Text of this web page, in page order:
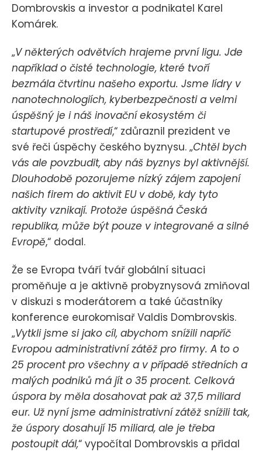
Dombrovskis a investor a podnikatel Karel
Komárek.
„V některých odvětvích hrajeme první ligu. Jde
například o čisté technologie, které tvoří
bezmála čtvrtinu našeho exportu. Jsme lídry v
nanotechnologiích, kyberbezpečnosti a velmi
úspěšný je i náš inovační ekosystém či
startupové prostředí,“ zdůraznil prezident ve
své řeči úspěchy českého byznysu. „Chtěl bych
vás ale povzbudit, aby náš byznys byl aktivnější.
Dlouhodobě pozorujeme nízký zájem zapojení
našich firem do aktivit EU v době, kdy tyto
aktivity vznikají. Protože úspěšná Česká
republika, může být pouze v integrované a silné
Evropě,“ dodal.
Že se Evropa tváří tvář globální situaci
proměňuje a je aktivně probyznysová zmiňoval
v diskuzi s moderátorem a také účastníky
konference eurokomisař Valdis Dombrovskis.
„Vytkli jsme si jako cíl, abychom snížili napříč
Evropou administrativní zátěž pro firmy. A to o
25 procent pro všechny a v případě středních a
malých podniků má jít o 35 procent. Celková
úspora by měla dosahovat pak až 37,5 miliard
eur. Už nyní jsme administrativní zátěž snížili tak,
že úspory dosahují 15 miliard, ale je třeba
postoupit dál,“ vypočítal Dombrovskis a přidal